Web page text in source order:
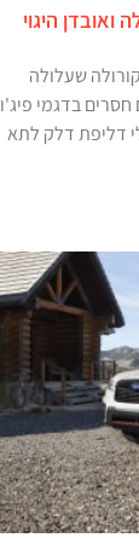
היגוי
שעלולה
בדגמי פיג'ו
דליפת דלק לתא